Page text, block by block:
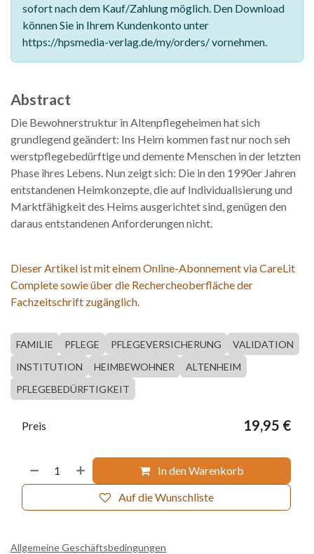
sofort nach dem Kauf/Zahlung möglich. Den Download
können Sie in Ihrem Kundenkonto unter
https://hpsmedia-verlag.de/my/orders/ vornehmen.
Abstract
Die Bewohnerstruktur in Altenpflegeheimen hat sich
grundlegend geändert: Ins Heim kommen fast nur noch seh
werstpflegebedürftige und demente Menschen in der letzten
Phase ihres Lebens. Nun zeigt sich: Die in den 1990er Jahren
entstandenen Heimkonzepte, die auf Individualisierung und
Marktfähigkeit des Heims ausgerichtet sind, genügen den
daraus entstandenen Anforderungen nicht.
Dieser Artikel ist mit einem Online-Abonnement via CareLit
Complete sowie über die Rechercheoberfläche der
Fachzeitschrift zugänglich.
FAMILIE PFLEGE PFLEGEVERSICHERUNG
VALIDATION
INSTITUTION
HEIMBEWOHNER
ALTENHEIM
PFLEGEBEDÜRFTIGKEIT
In den Warenkorb
Auf die Wunschliste
Preis 19,95 €
Allgemeine Geschäftsbedingungen